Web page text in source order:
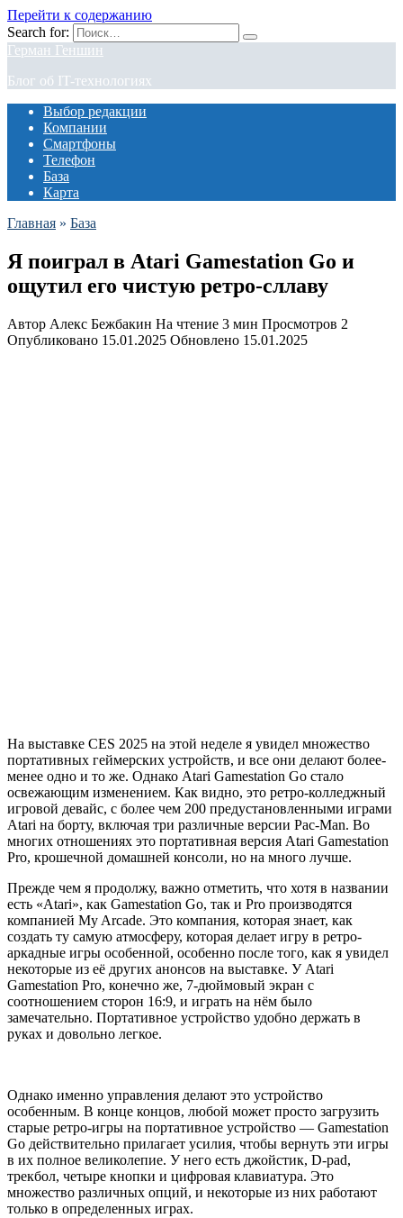
Перейти к содержанию
Search for:
Герман Геншин
Блог об IT-технологиях
Выбор редакции
Компании
Смартфоны
Телефон
База
Карта
Главная » База
Я поиграл в Atari Gamestation Go и
ощутил его чистую ретро-сллаву
Автор Алекс Бежбакин На чтение 3 мин Просмотров 2
Опубликовано 15.01.2025 Обновлено 15.01.2025
На выставке CES 2025 на этой неделе я увидел множество
портативных геймерских устройств, и все они делают более-
менее одно и то же. Однако Atari Gamestation Go стало
освежающим изменением. Как видно, это ретро-колледжный
игровой девайс, с более чем 200 предустановленными играми
Atari на борту, включая три различные версии Pac-Man. Во
многих отношениях это портативная версия Atari Gamestation
Pro, крошечной домашней консоли, но на много лучше.
Прежде чем я продолжу, важно отметить, что хотя в названии
есть «Atari», как Gamestation Go, так и Pro производятся
компанией My Arcade. Это компания, которая знает, как
создать ту самую атмосферу, которая делает игру в ретро-
аркадные игры особенной, особенно после того, как я увидел
некоторые из её других анонсов на выставке. У Atari
Gamestation Pro, конечно же, 7-дюймовый экран с
соотношением сторон 16:9, и играть на нём было
замечательно. Портативное устройство удобно держать в
руках и довольно легкое.
Однако именно управления делают это устройство
особенным. В конце концов, любой может просто загрузить
старые ретро-игры на портативное устройство — Gamestation
Go действительно прилагает усилия, чтобы вернуть эти игры
в их полное великолепие. У него есть джойстик, D-pad,
трекбол, четыре кнопки и цифровая клавиатура. Это
множество различных опций, и некоторые из них работают
только в определенных играх.